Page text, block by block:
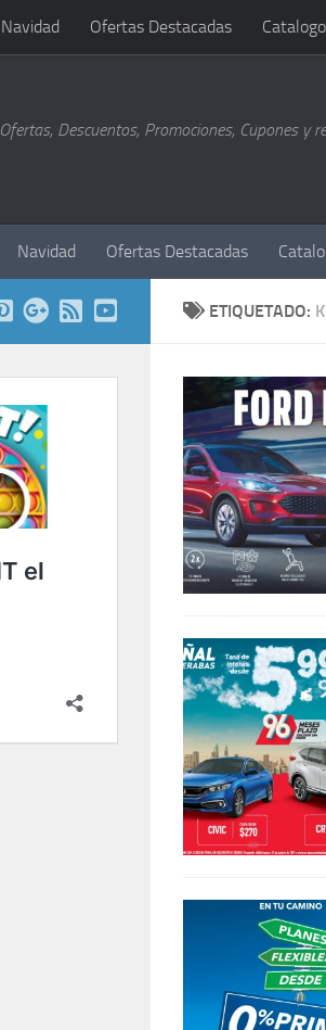
Navidad Ofertas Destacadas
Ofertas, Descuentos, Promociones, Cupones y
Navidad Ofertas Destacadas
ETIQUETADO: